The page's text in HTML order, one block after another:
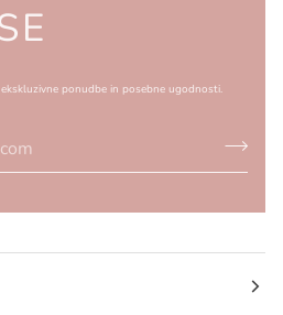
ponudbe in posebne ugodnosti.